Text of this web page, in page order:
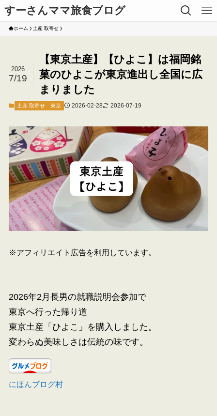
すーさんママ旅食ブログ
ホーム 土産 取寄せ
【東京土産】【ひよこ】は福岡銘
菓のひよこが東京進出し全国に広
まりました
2026
7/19
土産 取寄せ 東京 2026-02-28 2026-07-19
※アフィリエイト広告を利用しています。
2026年2月長男の就職説明会参加で
東京へ行った帰り道
東京土産「ひよこ」を購入しました。
変わらぬ美味しさは伝統の味です。
にほんブログ村